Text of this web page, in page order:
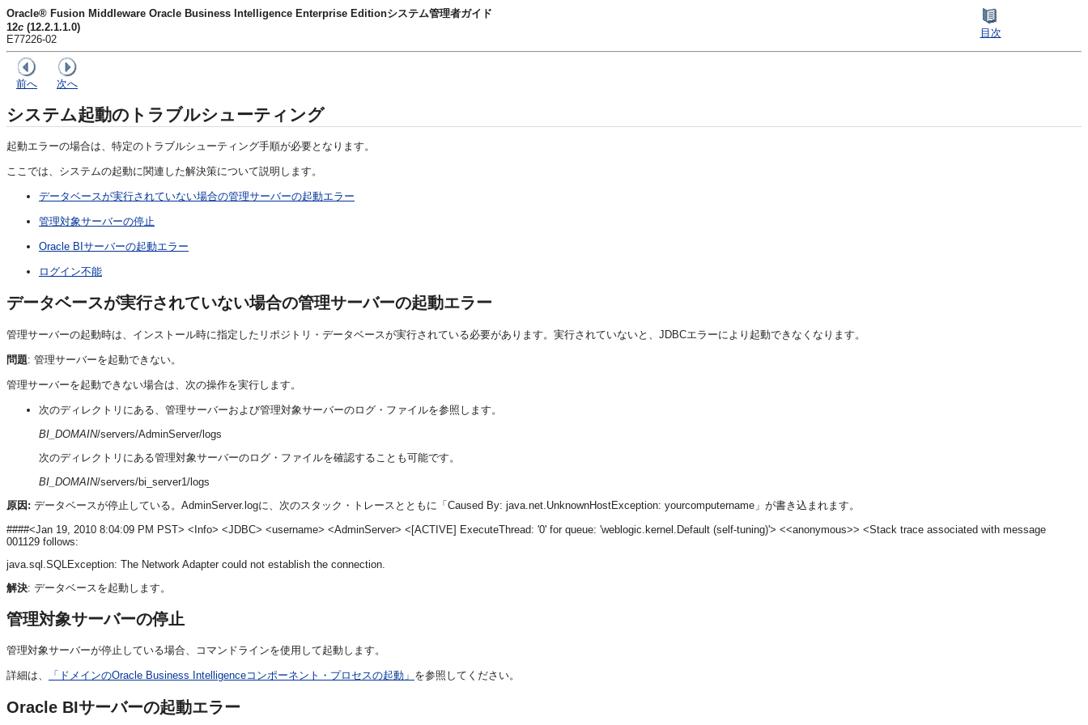
Oracle® Fusion Middleware Oracle Business Intelligence Enterprise Editionシステム管理者ガイド
12c (12.2.1.1.0)
E77226-02
目次
前へ 次へ
システム起動のトラブルシューティング
起動エラーの場合は、特定のトラブルシューティング手順が必要となります。
ここでは、システムの起動に関連した解決策について説明します。
データベースが実行されていない場合の管理サーバーの起動エラー
管理対象サーバーの停止
Oracle BIサーバーの起動エラー
ログイン不能
データベースが実行されていない場合の管理サーバーの起動エラー
管理サーバーの起動時は、インストール時に指定したリポジトリ・データベースが実行されている必要があります。実行されていないと、JDBCエラーにより起動できなくなります。
問題: 管理サーバーを起動できない。
管理サーバーを起動できない場合は、次の操作を実行します。
次のディレクトリにある、管理サーバーおよび管理対象サーバーのログ・ファイルを参照します。
BI_DOMAIN/servers/AdminServer/logs
次のディレクトリにある管理対象サーバーのログ・ファイルを確認することも可能です。
BI_DOMAIN/servers/bi_server1/logs
原因: データベースが停止している。AdminServer.logに、次のスタック・トレースとともに「Caused By: java.net.UnknownHostException: yourcomputername」が書き込まれます。
####<Jan 19, 2010 8:04:09 PM PST> <Info> <JDBC> <username> <AdminServer> <[ACTIVE] ExecuteThread: '0' for queue: 'weblogic.kernel.Default (self-tuning)'> <<anonymous>> <Stack trace associated with message
001129 follows:
java.sql.SQLException: The Network Adapter could not establish the connection.
解決: データベースを起動します。
管理対象サーバーの停止
管理対象サーバーが停止している場合、コマンドラインを使用して起動します。
詳細は、 「ドメインのOracle Business Intelligenceコンポーネント・プロセスの起動」 を参照してください。
Oracle BIサーバーの起動エラー